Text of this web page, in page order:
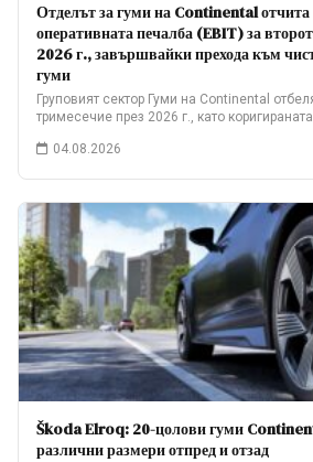
Отделът за гуми на Continental отчита
оперативната печалба (EBIT) за
2026 г., завършвайки прехода към
гуми
Груповият сектор Гуми на Continental
тримесечие през 2026 г., като
04.08.2026
Škoda Elroq: 20-цолови гуми
различни размери отпред и отзад